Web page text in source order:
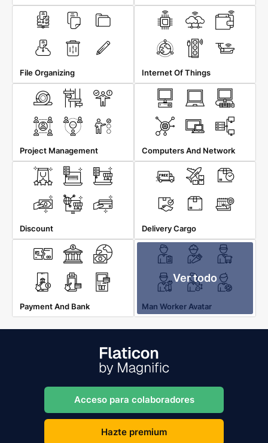
File Organizing Internet Of Things
Project Management Computers And Network
Discount Delivery Cargo
Payment And Bank
Ver todo
Man Worker Avatar
Acceso para colaboradores
Hazte premium